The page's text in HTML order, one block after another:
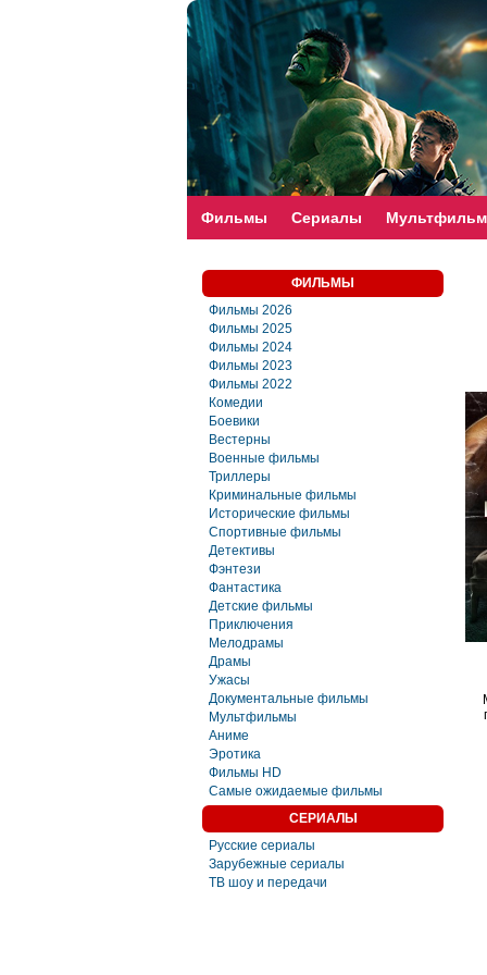
faste-torrent.com
Фильмы Сериалы
ФИЛЬМЫ
Фильмы 2026
Фильмы 2025
Фильмы 2024
Фильмы 2023
Фильмы 2022
Комедии
Боевики
Вестерны
Военные фильмы
Триллеры
Криминальные фильмы
Исторические фильмы
Спортивные фильмы
Детективы
Фэнтези
Фaнтастика
Детские фильмы
Приключения
Мелодрамы
Драмы
Ужасы
Документальные фильмы
Мультфильмы
Аниме
Эротика
Фильмы HD
Самые ожидаемые фильмы
СЕРИАЛЫ
Русские сериалы
Зарубежные сериалы
ТВ шоу и передачи